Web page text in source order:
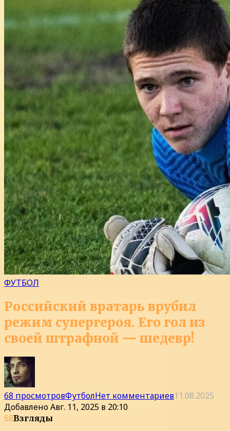
ФУТБОЛ
Российский вратарь врубил
режим супергероя. Его гол из
своей штрафной — шедевр!
68 просмотровФутболНет комментариев11.08.2025
ДобавленоАвг. 11, 2025 в 20:10
68Взгляды